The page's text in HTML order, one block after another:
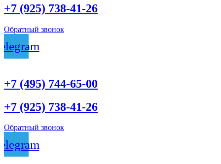
+7 (925) 738-41-26
Обратный звонок
+7 (495) 744-65-00
+7 (925) 738-41-26
Обратный звонок